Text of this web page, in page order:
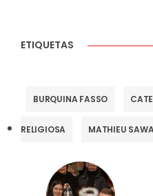
ETIQUETAS
BURQUINA FASSO
RELIGIOSA MATHIEU